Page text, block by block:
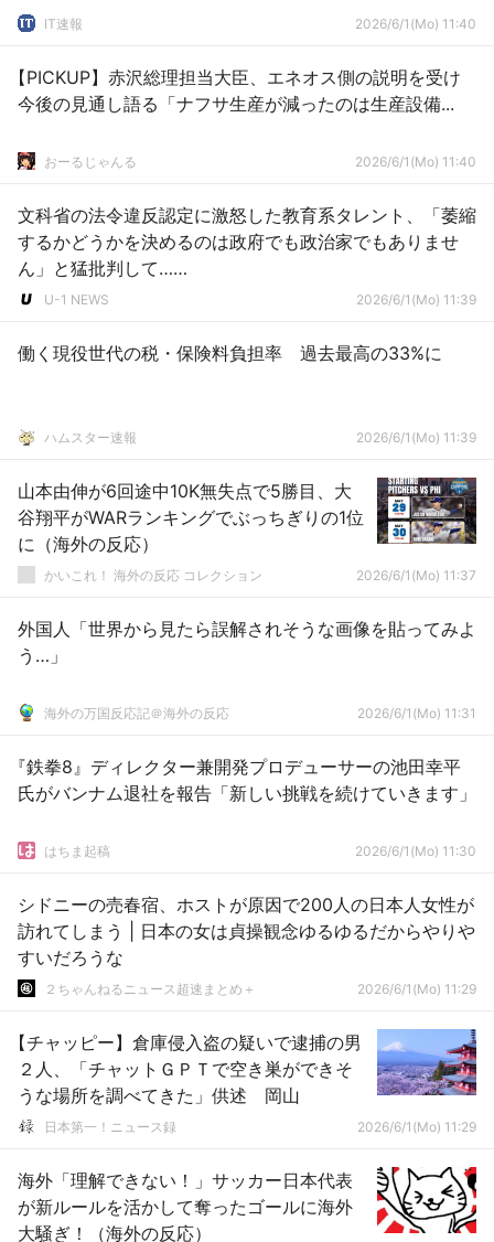
IT速報 2026/6/1(Mo) 11:40
【PICKUP】赤沢総理担当大臣、エネオス側の説明を受け
今後の見通し語る「ナフサ生産が減ったのは生産設備...
おーるじゃんる 2026/6/1(Mo) 11:40
文科省の法令違反認定に激怒した教育系タレント、「萎縮
するかどうかを決めるのは政府でも政治家でもありませ
ん」と猛批判して……
U-1 NEWS 2026/6/1(Mo) 11:39
働く現役世代の税・保険料負担率 過去最高の33%に
ハムスター速報 2026/6/1(Mo) 11:39
山本由伸が6回途中10K無失点で5勝目、大
谷翔平がWARランキングでぶっちぎりの1位
に（海外の反応）
かいこれ！ 海外の反応 コレクション 2026/6/1(Mo) 11:37
外国人「世界から見たら誤解されそうな画像を貼ってみよ
う…」
海外の万国反応記＠海外の反応 2026/6/1(Mo) 11:31
『鉄拳8』ディレクター兼開発プロデューサーの池田幸平
氏がバンナム退社を報告「新しい挑戦を続けていきます」
はちま起稿 2026/6/1(Mo) 11:30
シドニーの売春宿、ホストが原因で200人の日本人女性が
訪れてしまう | 日本の女は貞操観念ゆるゆるだからやりや
すいだろうな
２ちゃんねるニュース超速まとめ＋ 2026/6/1(Mo) 11:29
【チャッピー】倉庫侵入盗の疑いで逮捕の男
２人、「チャットＧＰＴで空き巣ができそ
うな場所を調べてきた」供述 岡山
日本第一！ニュース録 2026/6/1(Mo) 11:29
海外「理解できない！」サッカー日本代表
が新ルールを活かして奪ったゴールに海外
大騒ぎ！（海外の反応）